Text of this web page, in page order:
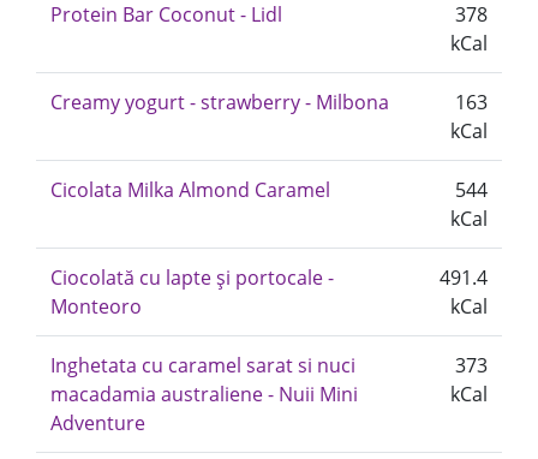
Protein Bar Coconut - Lidl
378
kCal
Creamy yogurt - strawberry - Milbona
163
kCal
Cicolata Milka Almond Caramel
544
kCal
Ciocolată cu lapte și portocale -
Monteoro
491.4
kCal
Inghetata cu caramel sarat si nuci
macadamia australiene - Nuii Mini
Adventure
373
kCal